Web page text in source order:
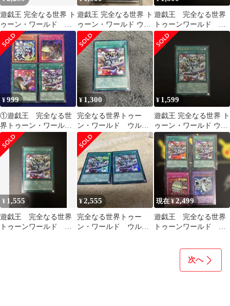
遊戯王 完全なる世界 ト
ゥーン・ワールド ウ
ルトラ 2枚セット
遊戯王 完全なる世界 ト
ゥーン・ワールド ウル
トラ
遊戯王 完全なる世界
トゥーンワールド ウ
ルトラ2枚セット
¥999
①遊戯王 完全なる世
界トゥーン・ワール
ド ウルトラ
¥ 1,300
完全なる世界トゥー
ン・ワールド ウルト
ラレア
¥ 1,599
遊戯王 完全なる世界 ト
ゥーン・ワールド ウル
トラレア
¥ 1,555
遊戯王 完全なる世界
トゥーンワールド ウ
¥2,555
完全なる世界トゥー
ン・ワールド ウルト
現在 ¥2,499
遊戯王 完全なる世界
トゥーンワールド ト
次へ